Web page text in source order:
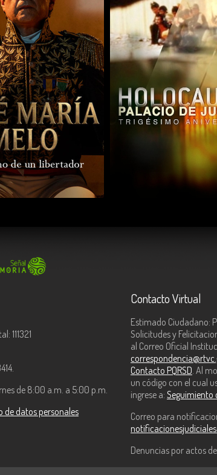
COMPARTIR
111321
de 8:00 a.m. a 5:00 p.m.
datos personales
Contacto Virtual
Estimado Ciudadano:
Solicitudes y
al Correo Oficial
Contacto PQRSD . Al
un código con el cual
ingrese a: Seguimiento
Correo para
Denuncias por actos